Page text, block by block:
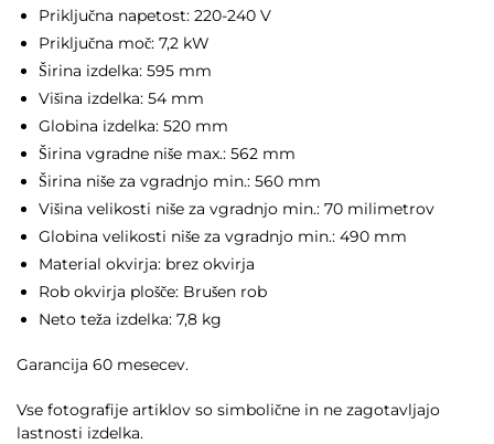
Priključna napetost: 220-240 V
Priključna moč: 7,2 kW
Širina izdelka: 595 mm
Višina izdelka: 54 mm
Globina izdelka: 520 mm
Širina vgradne niše max.: 562 mm
Širina niše za vgradnjo min.: 560 mm
Višina velikosti niše za vgradnjo min.: 70 milimetrov
Globina velikosti niše za vgradnjo min.: 490 mm
Material okvirja: brez okvirja
Rob okvirja plošče: Brušen rob
Neto teža izdelka: 7,8 kg
Garancija 60 mesecev.
Vse fotografije artiklov so simbolične in ne zagotavljajo
lastnosti izdelka.